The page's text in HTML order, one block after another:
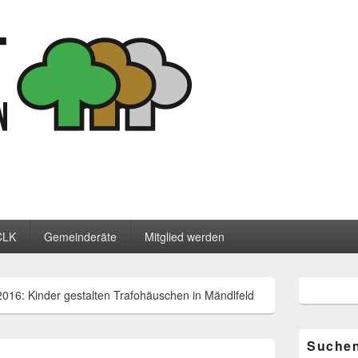
Gemeinderäte Mitglied werden
Kinder gestalten Trafohäuschen in Mändlfeld